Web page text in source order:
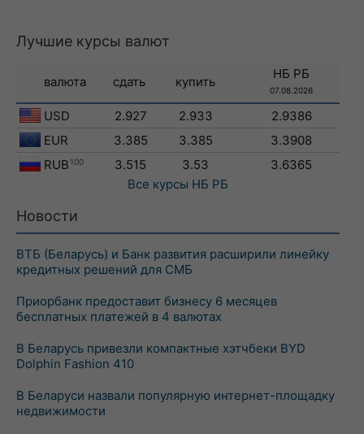
Лучшие курсы валют
валюта сдать купить
НБ РБ
07.08.2026
USD 2.927 2.933
2.9386
EUR
3.385 3.385
3.3908
RUB 100 3.515 3.53
3.6365
Все курсы НБ РБ
Новости
ВТБ (Беларусь) и Банк развития расширили линейку
кредитных решений для СМБ
Приорбанк предоставит бизнесу 6 месяцев
бесплатных платежей в 4 валютах
В Беларусь привезли компактные хэтчбеки BYD
Dolphin Fashion 410
В Беларуси назвали популярную интернет-площадку
недвижимости